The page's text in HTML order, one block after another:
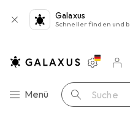
Galaxus
Schneller finden und
Navigation nach Kategorien
Menü Suche
Merklisten
Warenkorb